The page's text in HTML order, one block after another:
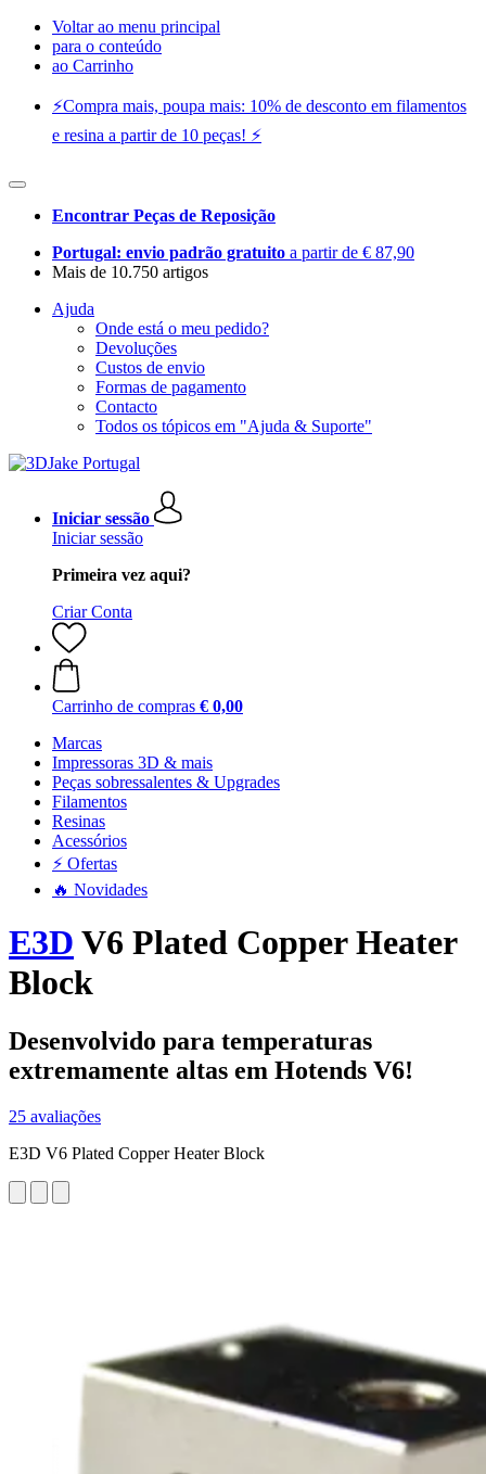
Voltar ao menu principal
para o conteúdo
ao Carrinho
⚡️Compra mais, poupa mais: 10% de desconto em filamentos
e resina a partir de 10 peças! ⚡️
Encontrar Peças de Reposição
Portugal: envio padrão gratuito a partir de € 87,90
Mais de 10.750 artigos
Ajuda
Onde está o meu pedido?
Devoluções
Custos de envio
Formas de pagamento
Contacto
Todos os tópicos em "Ajuda & Suporte"
Iniciar sessão
Iniciar sessão
Primeira vez aqui?
Criar Conta
Carrinho de compras € 0,00
Marcas
Impressoras 3D & mais
Peças sobressalentes & Upgrades
Filamentos
Resinas
Acessórios
⚡ Ofertas
🔥 Novidades
E3D V6 Plated Copper Heater
Block
Desenvolvido para temperaturas
extremamente altas em Hotends V6!
25 avaliações
E3D V6 Plated Copper Heater Block